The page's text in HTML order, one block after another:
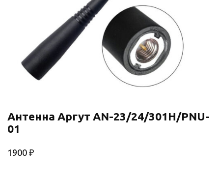
Антенна Аргут AN-23/24/301H/PNU-
01
1900 ₽